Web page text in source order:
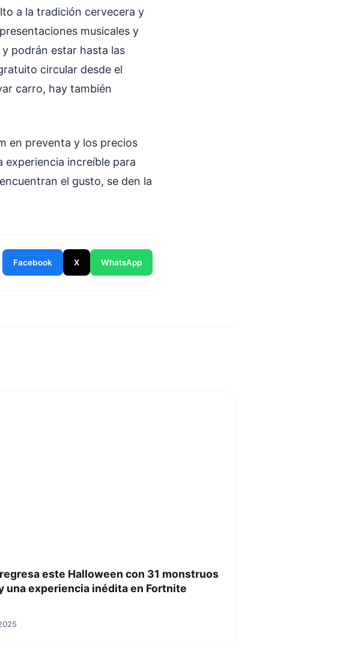
a la tradición cervecera y
musicales y
podrán estar hasta las
circular desde el
carro, hay también
en preventa y los precios
experiencia increíble para
el gusto, se den la
Facebook X WhatsApp
este Halloween con 31 monstruos
una experiencia inédita en Fortnite